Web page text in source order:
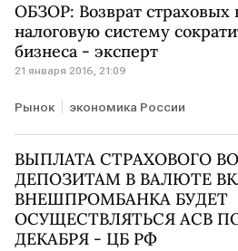
ОБЗОР: Возврат страховых
налоговую систему
бизнеса - эксперт
21 января 2016, 21:09
Рынок экономика России
ВЫПЛАТА СТРАХОВОГО
ДЕПОЗИТАМ В ВАЛЮТЕ
ВНЕШПРОМБАНКА БУДЕТ
ОСУЩЕСТВЛЯТЬСЯ АСВ
ДЕКАБРЯ - ЦБ РФ